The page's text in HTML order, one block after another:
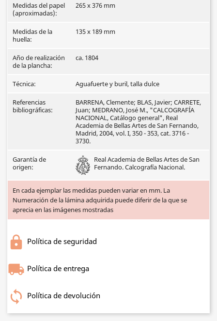
Medidas del papel
(aproximadas):
265 x 376 mm
Medidas de la
huella:
135 x 189 mm
Año de realización
de la plancha:
ca. 1804
Técnica: Aguafuerte y buril, talla dulce
Referencias
bibliográficas:
BARRENA, Clemente; BLAS, Javier; CARRETE,
Juan; MEDRANO, José M., "CALCOGRAFÍA
NACIONAL, Catálogo general", Real
Academia de Bellas Artes de San Fernando,
Madrid, 2004, vol. I, 350 - 353, cat. 3716 -
3730.
Garantía de
origen:
Real Academia de Bellas Artes de San
Fernando. Calcografía Nacional.
En cada ejemplar las medidas pueden variar en mm. La
Numeración de la lámina adquirida puede diferir de la que se
aprecia en las imágenes mostradas
Política de seguridad
Política de entrega
Política de devolución